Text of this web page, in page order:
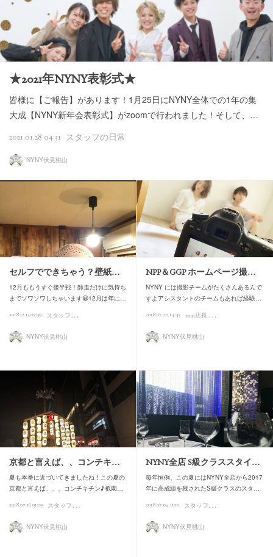
★2021年NYNY表彰式★
皆様に【ご報告】があります！1月25日にNYNY全体での1年の集
大成【NYNY新年会表彰式】がzoomで行われました！そして、…
2021.01.28 04:31 スタッフの日常
NYNY伏見桃山
セルフでできちゃう？壁紙…
12月ももうすぐ後半戦！師走だけに気持ち
までソワソワしちゃいます😆12月は年に…
2018.12.13 07:39 ス
タッフの日常
NYNY伏見桃山
NPP＆GGP ホームページ撮…
NYNY には撮影チームがたくさんあるんで
すよアシスタントのチームもあれば経験…
2018.07.22 14:45 mai店長 art
NYNY伏見桃山
京都と言えば、、コンチキ…
夏も本番に近づいてきましたね！この夏の
京都と言えば、、、コンチキチン♪祇園…
2018.07.16 01:09 ス
タッフの日常
NYNY伏見桃山
NYNY全店 S級クラススタイ…
毎年恒例、この夏にはNYNY全店から2017
年に高成績を残されたS級クラスのスタ…
2018.07.04 11:10 ス
タッフの日常
NYNY伏見桃山